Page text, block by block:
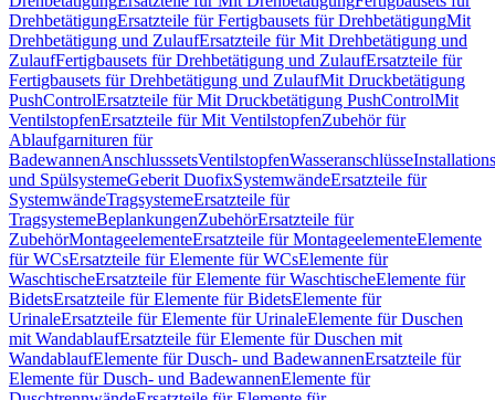
DrehbetätigungErsatzteile für Fertigbausets für DrehbetätigungMit
Drehbetätigung und ZulaufErsatzteile für Mit Drehbetätigung und
ZulaufFertigbausets für Drehbetätigung und ZulaufErsatzteile für
Fertigbausets für Drehbetätigung und ZulaufMit Druckbetätigung
PushControlErsatzteile für Mit Druckbetätigung PushControlMit
VentilstopfenErsatzteile für Mit VentilstopfenZubehör für
Ablaufgarnituren für
BadewannenAnschlusssetsVentilstopfenWasseranschlüsse
und SpülsystemeGeberit DuofixSystemwändeErsatzteile für
SystemwändeTragsystemeErsatzteile für
TragsystemeBeplankungenZubehörErsatzteile für
ZubehörMontageelementeErsatzteile für MontageelementeElemente
für WCsErsatzteile für Elemente für WCsElemente für
WaschtischeErsatzteile für Elemente für WaschtischeElemente für
BidetsErsatzteile für Elemente für BidetsElemente für
UrinaleErsatzteile für Elemente für UrinaleElemente für Duschen
mit WandablaufErsatzteile für Elemente für Duschen mit
WandablaufElemente für Dusch- und BadewannenErsatzteile für
Elemente für Dusch- und BadewannenElemente für